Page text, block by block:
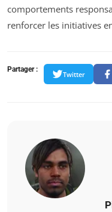
comportements
renforcer les initiatives
Partager :
Twitter